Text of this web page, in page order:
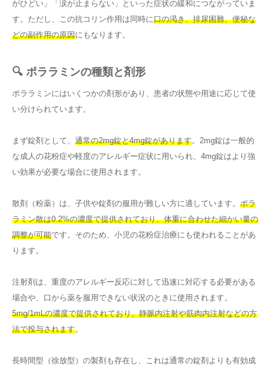
がひどい」「涙が止まらない」といった症状の緩和につながっていま
す。ただし、この抗コリン作用は同時に口の渇き、排尿困難、便秘な
どの副作用の原因にもなります。
🔍 ポララミンの種類と剤形
ポララミンにはいくつかの剤形があり、患者の状態や用途に応じて使
い分けられています。
まず錠剤として、 通常の2mg錠と4mg錠があります。2mg錠は一般的
な成人の花粉症や軽度のアレルギー症状に用いられ、4mg錠はより強
い効果が必要な場合に使用されます。
散剤（粉薬）は、子供や錠剤の服用が難しい方に適しています。 ポラ
ラミン散は0.2%の濃度で提供されており、体重に合わせた細かい量の
調整が可能です。そのため、小児の花粉症治療にも使われることがあ
ります。
注射剤は、重度のアレルギー反応に対して迅速に対応する必要がある
場合や、口から薬を服用できない状況のときに使用されます。
5mg/1mLの濃度で提供されており、静脈内注射や筋肉内注射などの方
法で投与されます。
長時間型（徐放型）の製剤も存在し、これは通常の錠剤よりも有効成